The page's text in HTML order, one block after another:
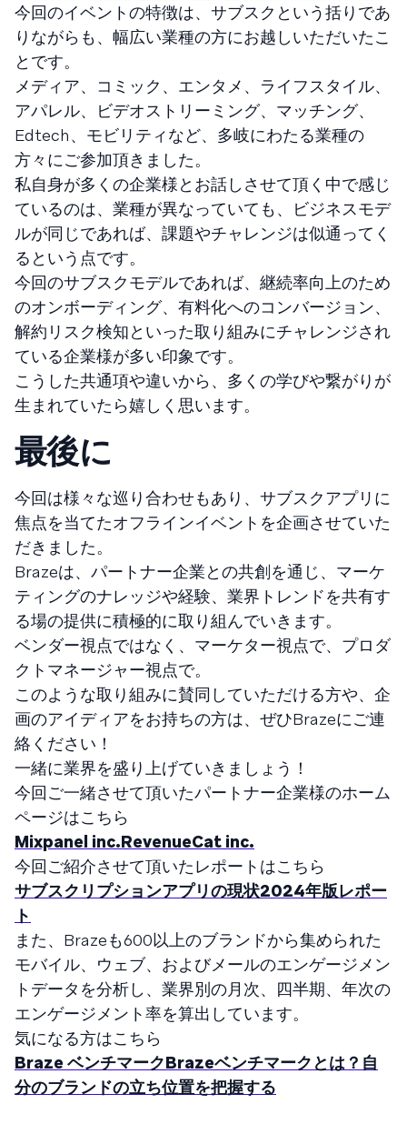
今回のイベントの特徴は、サブスクという括りであ
りながらも、幅広い業種の方にお越しいただいたこ
とです。
メディア、コミック、エンタメ、ライフスタイル、
アパレル、ビデオストリーミング、マッチング、
Edtech、モビリティなど、多岐にわたる業種の
方々にご参加頂きました。
私自身が多くの企業様とお話しさせて頂く中で感じ
ているのは、業種が異なっていても、ビジネスモデ
ルが同じであれば、課題やチャレンジは似通ってく
るという点です。
今回のサブスクモデルであれば、継続率向上のため
のオンボーディング、有料化へのコンバージョン、
解約リスク検知といった取り組みにチャレンジされ
ている企業様が多い印象です。
こうした共通項や違いから、多くの学びや繋がりが
生まれていたら嬉しく思います。
最後に
今回は様々な巡り合わせもあり、サブスクアプリに
焦点を当てたオフラインイベントを企画させていた
だきました。
Brazeは、パートナー企業との共創を通じ、マーケ
ティングのナレッジや経験、業界トレンドを共有す
る場の提供に積極的に取り組んでいきます。
ベンダー視点ではなく、マーケター視点で、プロダ
クトマネージャー視点で。
このような取り組みに賛同していただける方や、企
画のアイディアをお持ちの方は、ぜひBrazeにご連
絡ください！
一緒に業界を盛り上げていきましょう！
今回ご一緒させて頂いたパートナー企業様のホーム
ページはこちら
Mixpanel inc.RevenueCat inc.
今回ご紹介させて頂いたレポートはこちら
サブスクリプションアプリの現状2024年版レポー
ト
また、Brazeも600以上のブランドから集められた
モバイル、ウェブ、およびメールのエンゲージメン
トデータを分析し、業界別の月次、四半期、年次の
エンゲージメント率を算出しています。
気になる方はこちら
Braze ベンチマークBrazeベンチマークとは？自
分のブランドの立ち位置を把握する